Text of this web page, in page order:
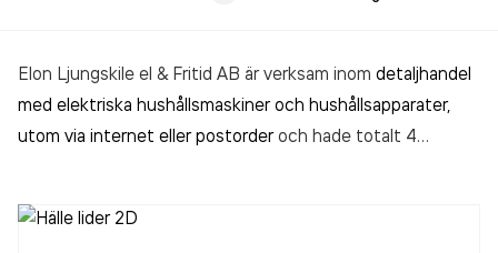
Elon Ljungskile el & Fritid AB är verksam inom detaljhandel
med elektriska hushållsmaskiner och hushållsapparater,
utom via internet eller postorderoch hade totalt 4
1990. Elon Ljungskile el & Fritid AB